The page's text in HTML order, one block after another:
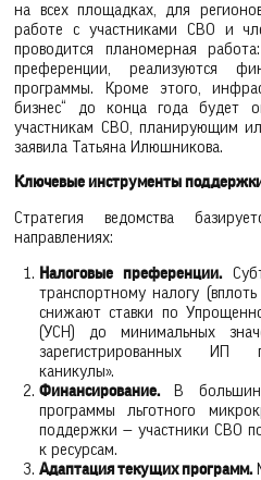
на всех площадках, для
работе с участниками СВО и
проводится планомерная
преференции, реализуются
программы. Кроме этого,
бизнес“ до конца года будет
участникам СВО, планирующим
заявила Татьяна Илюшникова.
Ключевые инструменты
Стратегия ведомства
направлениях:
Налоговые преференции.
транспортному налогу
снижают ставки по
(УСН) до минимальных
зарегистрированных ИП
каникулы».
Финансирование.В
программы льготного
поддержки — участники СВО
к ресурсам.
Адаптация текущих программ.